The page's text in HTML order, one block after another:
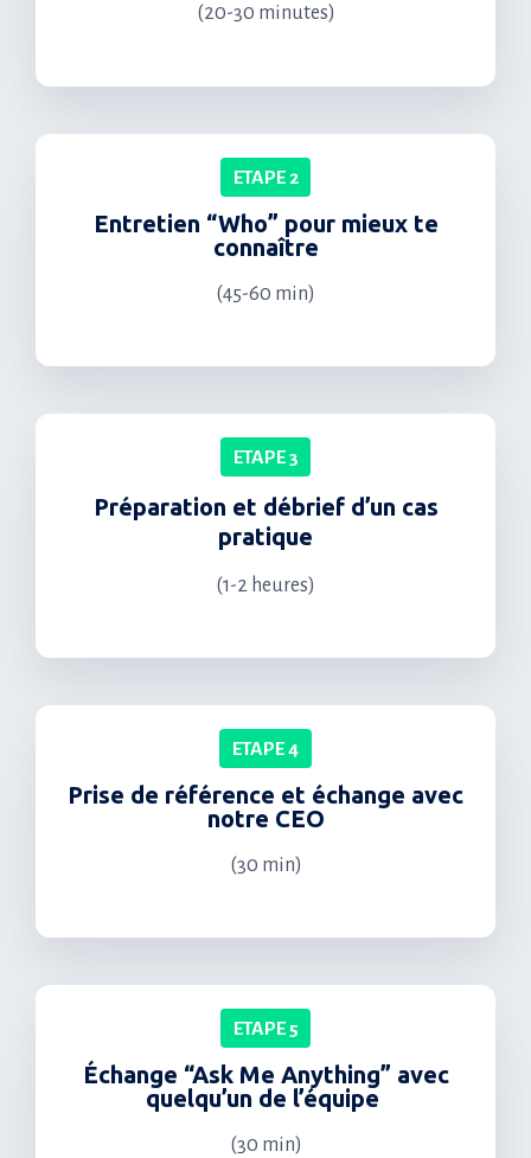
(20-30 minutes)
ETAPE 2
Entretien “Who” pour mieux te
connaître
(45-60 min)
ETAPE 3
Préparation et débrief d’un cas
pratique
(1-2 heures)
ETAPE 4
Prise de référence et échange avec
notre CEO
(30 min)
ETAPE 5
Échange “Ask Me Anything” avec
quelqu’un de l’équipe
(30 min)